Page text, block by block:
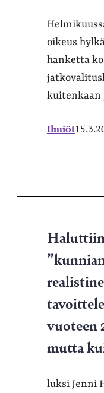
oikeus
hanketta
kuitenkaan
Ilmiöt
vuoteen
mutta
luksi Jenni